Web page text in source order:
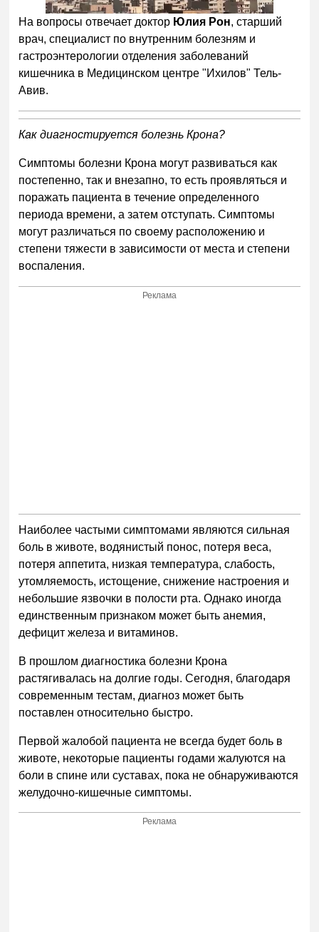
На вопросы отвечает доктор Юлия Рон, старший
врач, специалист по внутренним болезням и
гастроэнтерологии отделения заболеваний
кишечника в Медицинском центре "Ихилов" Тель-
Авив.
Как диагностируется болезнь Крона?
Симптомы болезни Крона могут развиваться как
постепенно, так и внезапно, то есть проявляться и
поражать пациента в течение определенного
периода времени, а затем отступать. Симптомы
могут различаться по своему расположению и
степени тяжести в зависимости от места и степени
воспаления.
Реклама
Наиболее частыми симптомами являются сильная
боль в животе, водянистый понос, потеря веса,
потеря аппетита, низкая температура, слабость,
утомляемость, истощение, снижение настроения и
небольшие язвочки в полости рта. Однако иногда
единственным признаком может быть анемия,
дефицит железа и витаминов.
В прошлом диагностика болезни Крона
растягивалась на долгие годы. Сегодня, благодаря
современным тестам, диагноз может быть
поставлен относительно быстро.
Первой жалобой пациента не всегда будет боль в
животе, некоторые пациенты годами жалуются на
боли в спине или суставах, пока не обнаруживаются
желудочно-кишечные симптомы.
Реклама